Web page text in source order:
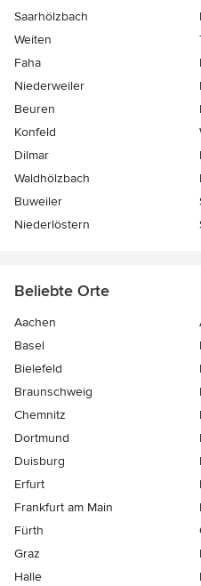
Saarhölzbach
Weiten
Faha
Niederweiler
Beuren
Konfeld
Dilmar
Waldhölzbach
Buweiler
Niederlöstern
Beliebte Orte
Aachen
Basel
Bielefeld
Braunschweig
Chemnitz
Dortmund
Duisburg
Erfurt
Frankfurt am Main
Fürth
Graz
Halle